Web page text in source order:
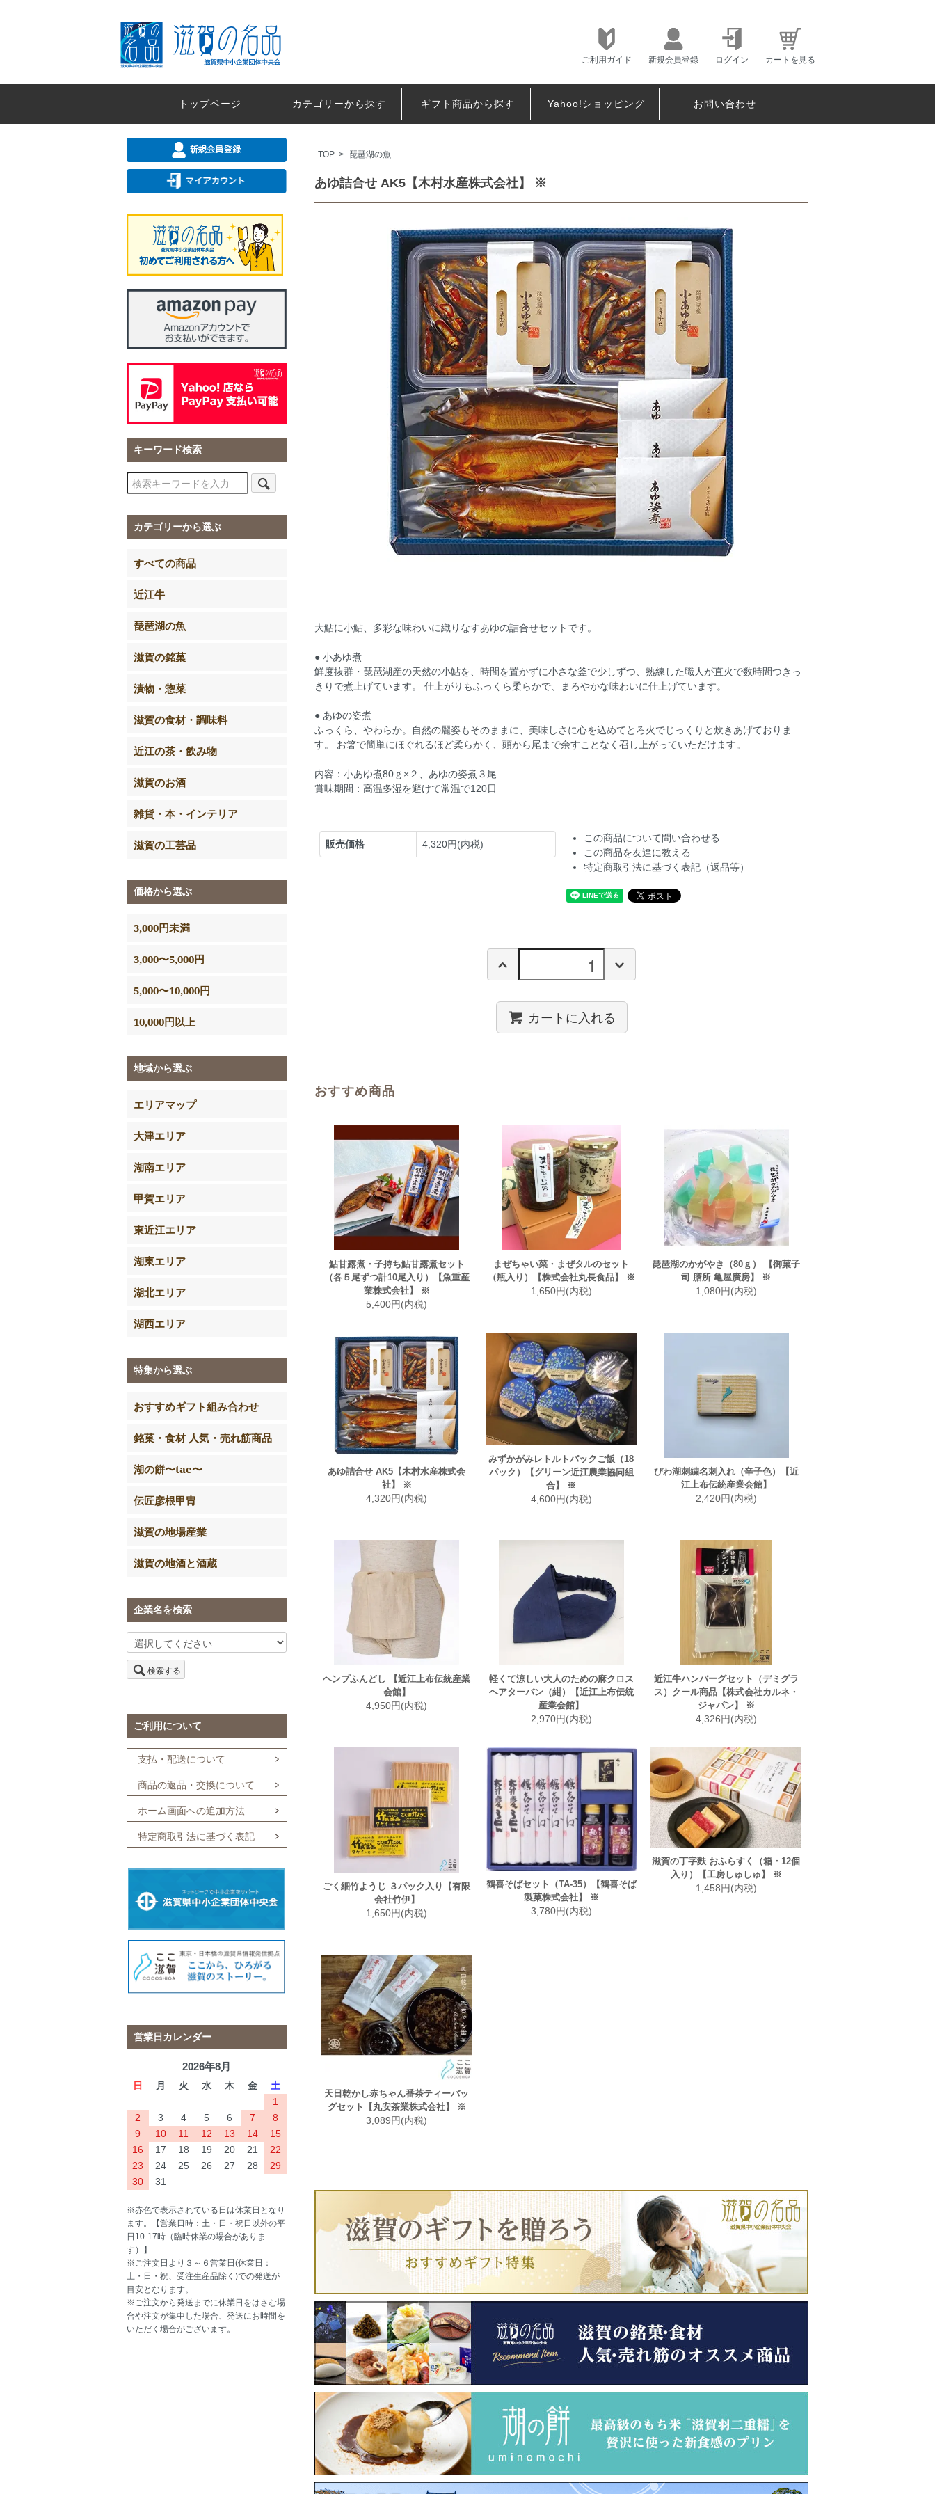
ご利用ガイド 新規会員登録 ログイン カートを見る
トップページ カテゴリーから探す ギフト商品から探す Yahoo!ショッピング お問い合わせ
TOP > 琵琶湖の魚
あゆ詰合せ AK5【木村水産株式会社】 ※
大鮎に小鮎、多彩な味わいに織りなすあゆの詰合せセットです。
● 小あゆ煮
鮮度抜群・琵琶湖産の天然の小鮎を、時間を置かずに小さな釜で少しずつ、熟練した職人が直火で数時間つきっ
きりで煮上げています。 仕上がりもふっくら柔らかで、まろやかな味わいに仕上げています。
● あゆの姿煮
ふっくら、やわらか。自然の麗姿もそのままに、美味しさに心を込めてとろ火でじっくりと炊きあげておりま
す。 お箸で簡単にほぐれるほど柔らかく、頭から尾まで余すことなく召し上がっていただけます。
内容：小あゆ煮80ｇ×２、あゆの姿煮３尾
賞味期間：高温多湿を避けて常温で120日
販売価格 4,320円(内税)
この商品について問い合わせる
この商品を友達に教える
特定商取引法に基づく表記（返品等）
カートに入れる
おすすめ商品
鮎甘露煮・子持ち鮎甘露煮セット
（各５尾ずつ計10尾入り）【魚重産
業株式会社】 ※
5,400円(内税)
まぜちゃい菜・まぜタルのセット
（瓶入り）【株式会社丸長食品】 ※
1,650円(内税)
琵琶湖のかがやき（80ｇ） 【御菓子
司 膳所 亀屋廣房】 ※
1,080円(内税)
あゆ詰合せ AK5【木村水産株式会
社】 ※
4,320円(内税)
みずかがみレトルトパックご飯（18
パック）【グリーン近江農業協同組
合】 ※
4,600円(内税)
びわ湖刺繍名刺入れ（辛子色）【近
江上布伝統産業会館】
2,420円(内税)
ヘンプふんどし 【近江上布伝統産業
会館】
4,950円(内税)
軽くて涼しい大人のための麻クロス
ヘアターバン（紺）【近江上布伝統
産業会館】
2,970円(内税)
近江牛ハンバーグセット（デミグラ
ス）クール商品【株式会社カルネ・
ジャパン】 ※
4,326円(内税)
ごく細竹ようじ ３パック入り【有限
会社竹伊】
1,650円(内税)
鶴喜そばセット（TA-35）【鶴喜そば
製菓株式会社】 ※
3,780円(内税)
滋賀の丁字麩 おふらすく（箱・12個
入り）【工房しゅしゅ】 ※
1,458円(内税)
天日乾かし赤ちゃん番茶ティーバッ
グセット【丸安茶業株式会社】 ※
3,089円(内税)
キーワード検索
カテゴリーから選ぶ
すべての商品
近江牛
琵琶湖の魚
滋賀の銘菓
漬物・惣菜
滋賀の食材・調味料
近江の茶・飲み物
滋賀のお酒
雑貨・本・インテリア
滋賀の工芸品
価格から選ぶ
3,000円未満
3,000〜5,000円
5,000〜10,000円
10,000円以上
地域から選ぶ
エリアマップ
大津エリア
湖南エリア
甲賀エリア
東近江エリア
湖東エリア
湖北エリア
湖西エリア
特集から選ぶ
おすすめギフト組み合わせ
銘菓・食材 人気・売れ筋商品
湖の餅〜tae〜
伝匠彦根甲冑
滋賀の地場産業
滋賀の地酒と酒蔵
企業名を検索
検索する
ご利用について
支払・配送について
商品の返品・交換について
ホーム画面への追加方法
特定商取引法に基づく表記
営業日カレンダー
2026年8月
日 月 火 水 木 金
土
1
2
3 4 5 6 7
8
9
10 11 12 13 14
15
16
17 18 19 20 21
22
23
24 25 26 27 28
29
30
31
※赤色で表示されている日は休業日となり
ます。【営業日時：土・日・祝日以外の平
日10-17時（臨時休業の場合がありま
す）】
※ご注文日より３～６営業日(休業日：
土・日・祝、受注生産品除く)での発送が
目安となります。
※ご注文から発送までに休業日をはさむ場
合や注文が集中した場合、発送にお時間を
いただく場合がございます。